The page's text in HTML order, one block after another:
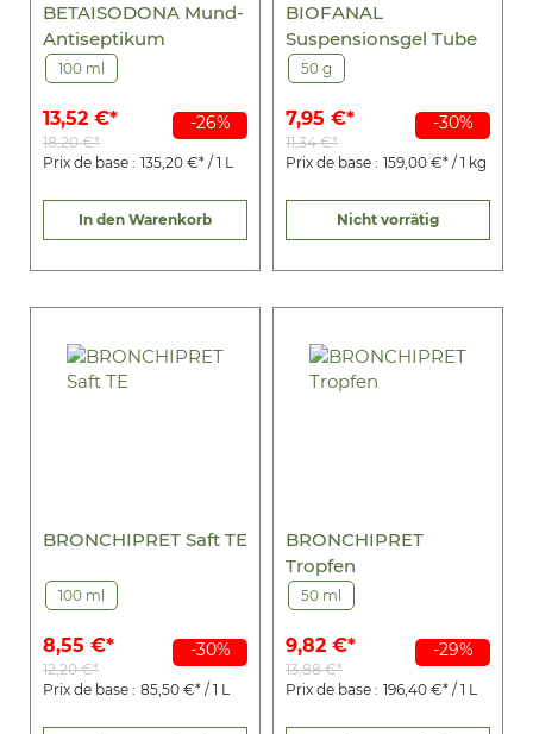
-26%
BETAISODONA Mund-
Antiseptikum
100 ml
13,52 €*
18,20 €*
Prix de base : 135,20 €* / 1 L
In den Warenkorb
-30%
BIOFANAL
Suspensionsgel Tube
50 g
7,95 €*
11,34 €*
Prix de base : 159,00 €* / 1 kg
Nicht vorrätig
-30%
BRONCHIPRET Saft TE
100 ml
8,55 €*
12,20 €*
Prix de base : 85,50 €* / 1 L
-29%
BRONCHIPRET
Tropfen
50 ml
9,82 €*
13,88 €*
Prix de base : 196,40 €* / 1 L